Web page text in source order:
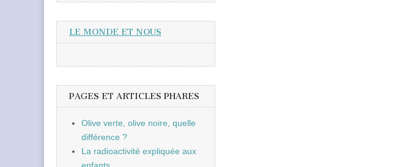
LE MONDE ET NOUS
PAGES ET ARTICLES PHARES
Olive verte, olive noire, quelle
différence ?
La radioactivité expliquée aux
enfants